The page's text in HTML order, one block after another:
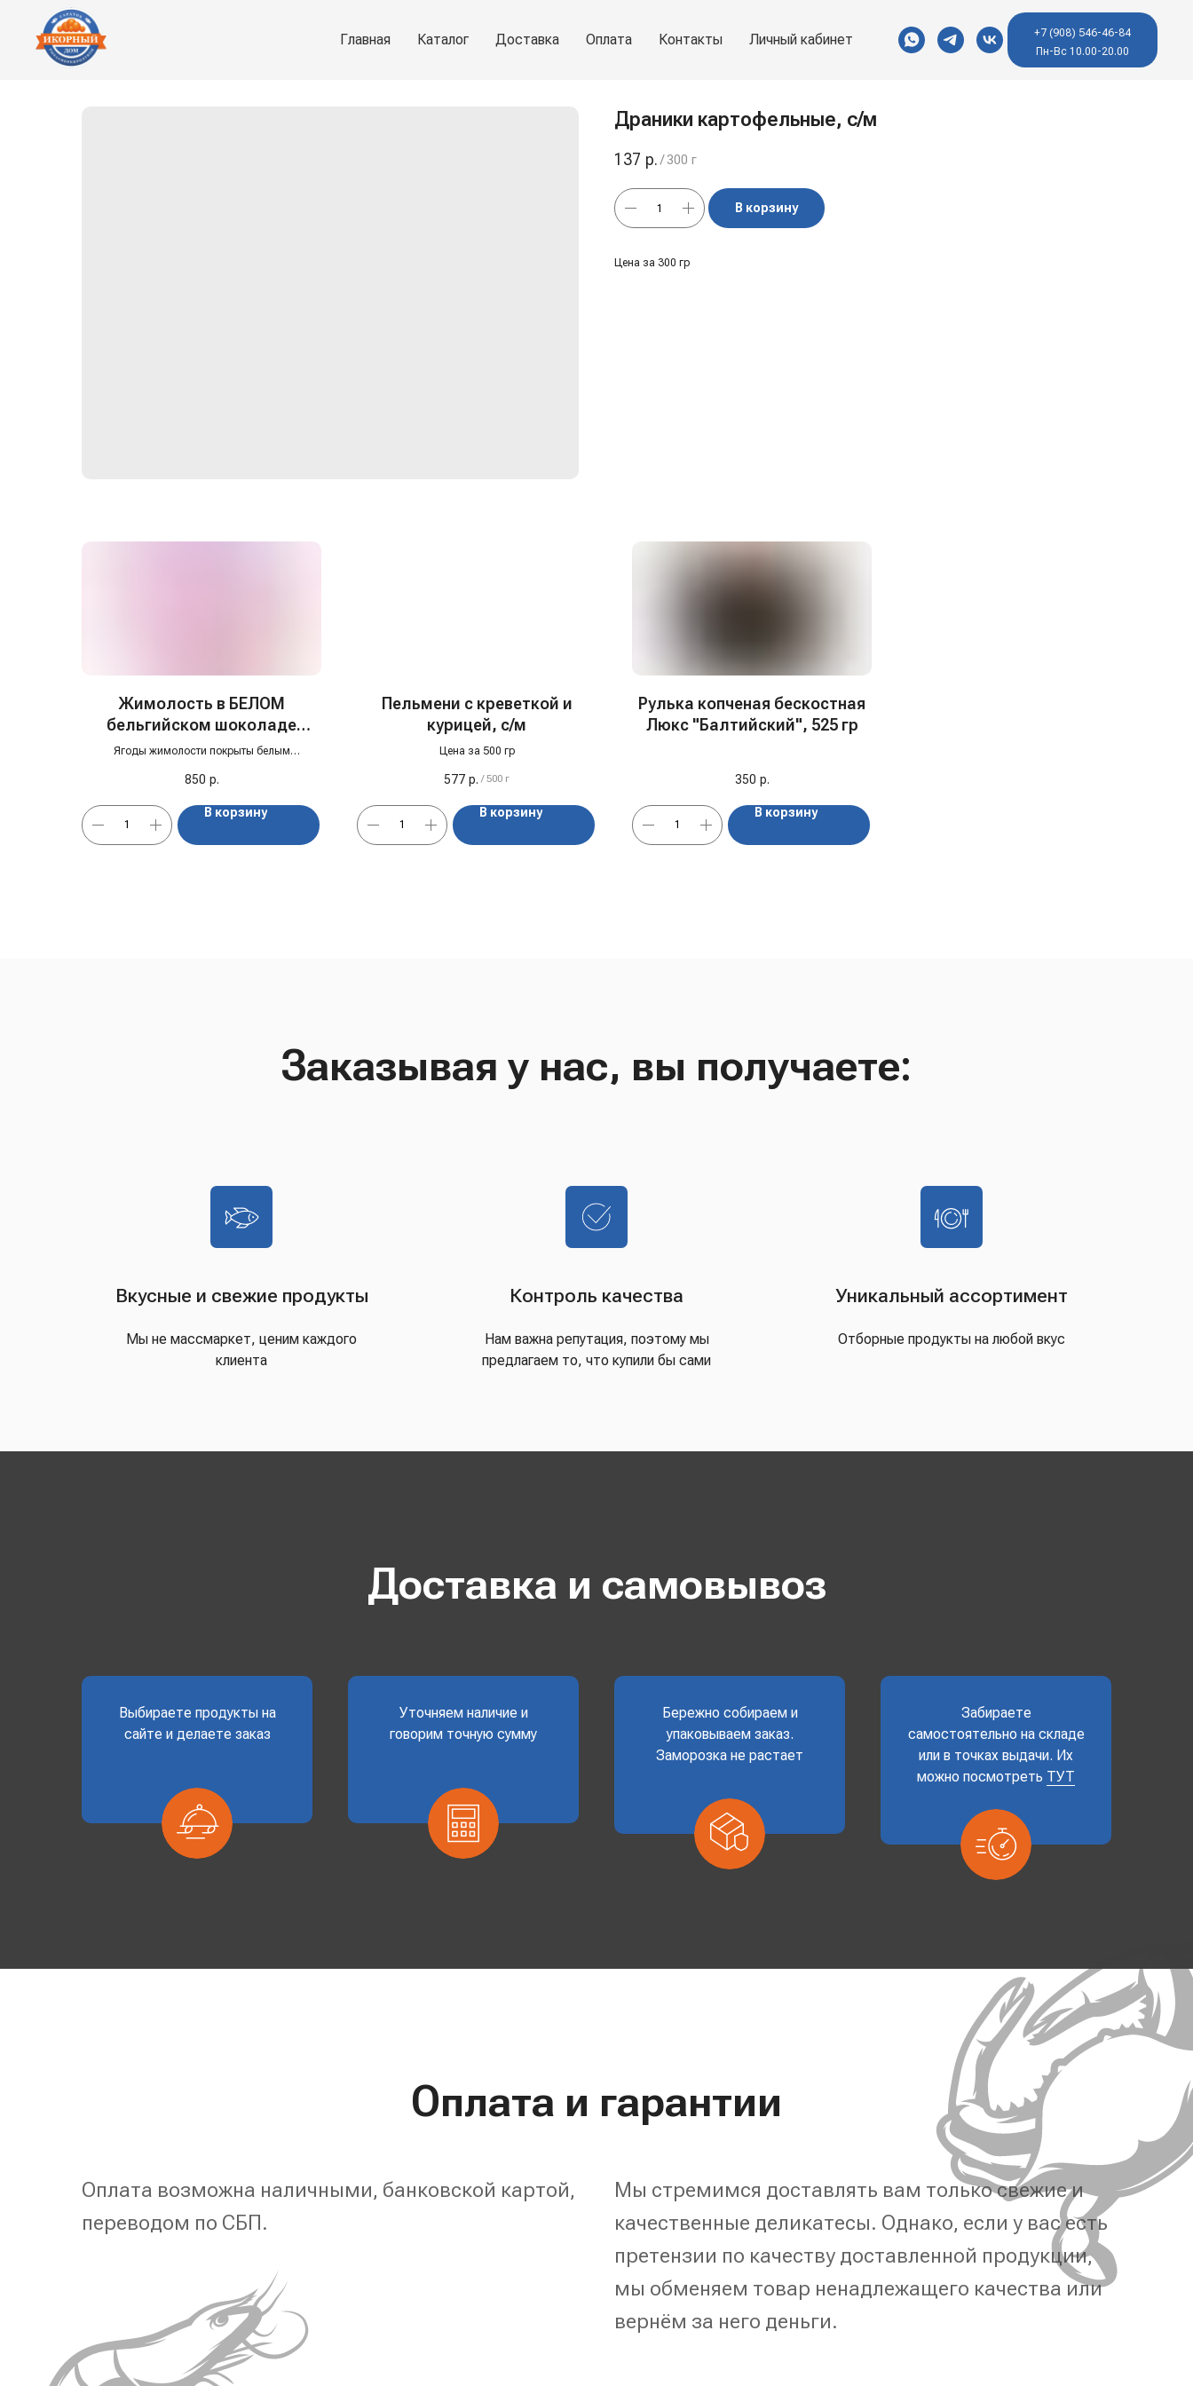
Главная Каталог Доставка Оплата Контакты Личный кабинет
+7 (908) 546-46-84
Пн-Вс 10.00-20.00
Драники картофельные, с/м
137 р. / 300 г
В корзину
Цена за 300 гр
Жимолость в БЕЛОМ
бельгийском шоколаде
Frambini (Фрамбини), 130 гр
Ягоды жимолости покрыты белым
кисловатый вкус. Десерт можно подавать
употреблением.
850 р.
В корзину
Пельмени с креветкой и
курицей, с/м
Цена за 500 гр
577 р. / 500 г
В корзину
Рулька копченая бескостная
Люкс "Балтийский", 525 гр
350 р.
В корзину
Заказывая у нас, вы получаете:
Вкусные и свежие продукты
Мы не массмаркет, ценим каждого
клиента
Контроль качества
Нам важна репутация, поэтому мы
предлагаем то, что купили бы сами
Уникальный ассортимент
Отборные продукты на любой вкус
Доставка и самовывоз
Выбираете продукты на
сайте и делаете заказ
Уточняем наличие и
говорим точную сумму
Бережно собираем и
упаковываем заказ.
Заморозка не растает
Забираете
самостоятельно на складе
или в точках выдачи. Их
можно посмотреть ТУТ
Оплата и гарантии
Оплата возможна наличными, банковской картой,
переводом по СБП.
Мы стремимся доставлять вам только свежие и
качественные деликатесы. Однако, если у вас есть
претензии по качеству доставленной продукции,
мы обменяем товар ненадлежащего качества или
вернём за него деньги.